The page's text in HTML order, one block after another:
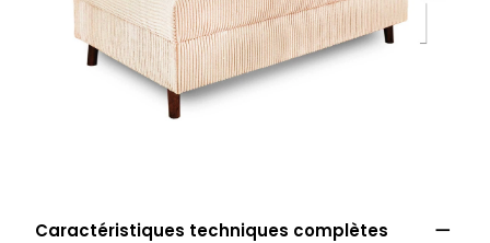
Caractéristiques techniques complètes 